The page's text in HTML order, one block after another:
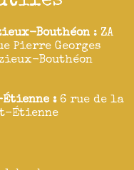
Bouthéon : ZA
Pierre Georges
Bouthéon
: 6 rue de la
Étienne